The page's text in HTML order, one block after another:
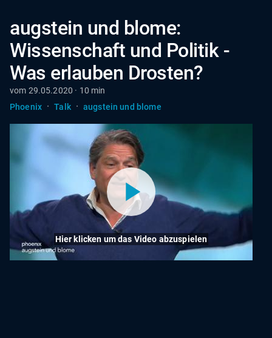
augstein und blome:
Wissenschaft und Politik -
Was erlauben Drosten?
vom 29.05.2020 · 10 min
Phoenix · Talk · augstein und blome
Hier klicken um das Video abzuspielen